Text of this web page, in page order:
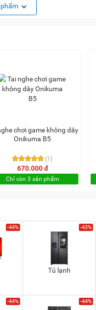
chơi game không dây
Onikuma B5
(1)
670.000 đ
Chỉ còn 3 sản phẩm
-44% -43%
Tủ lạnh
-44% -44%